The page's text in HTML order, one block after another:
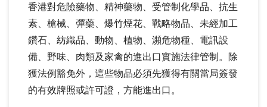
香港對危險藥物、精神藥物、受管制化學品、抗生
素、槍械、彈藥、爆竹煙花、戰略物品、未經加工
鑽石、紡織品、動物、植物、瀕危物種、電訊設
備、野味、肉類及家禽的進出口實施法律管制。除
獲法例豁免外，這些物品必須先獲得有關當局簽發
的有效牌照或許可證，方能進出口。